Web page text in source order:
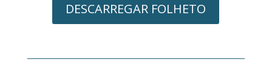
DESCARREGAR FOLHETO